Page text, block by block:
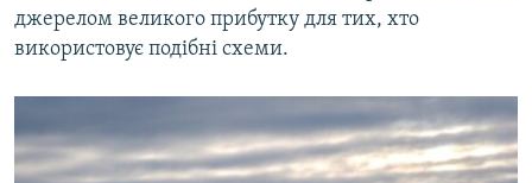
джерелом великого прибутку для тих, хто
використовує подібні схеми.